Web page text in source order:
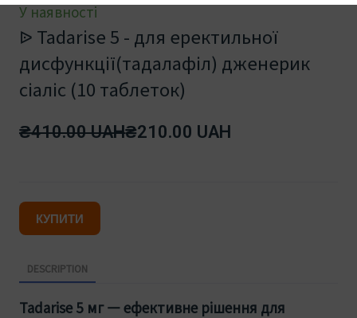
У наявності
ᐉ Tadarise 5 - для еректильної
дисфункції(тадалафіл) дженерик
сіаліс (10 таблеток)
₴410.00 UAH₴210.00 UAH
КУПИТИ
DESCRIPTION
Tadarise 5 мг — ефективне рішення для